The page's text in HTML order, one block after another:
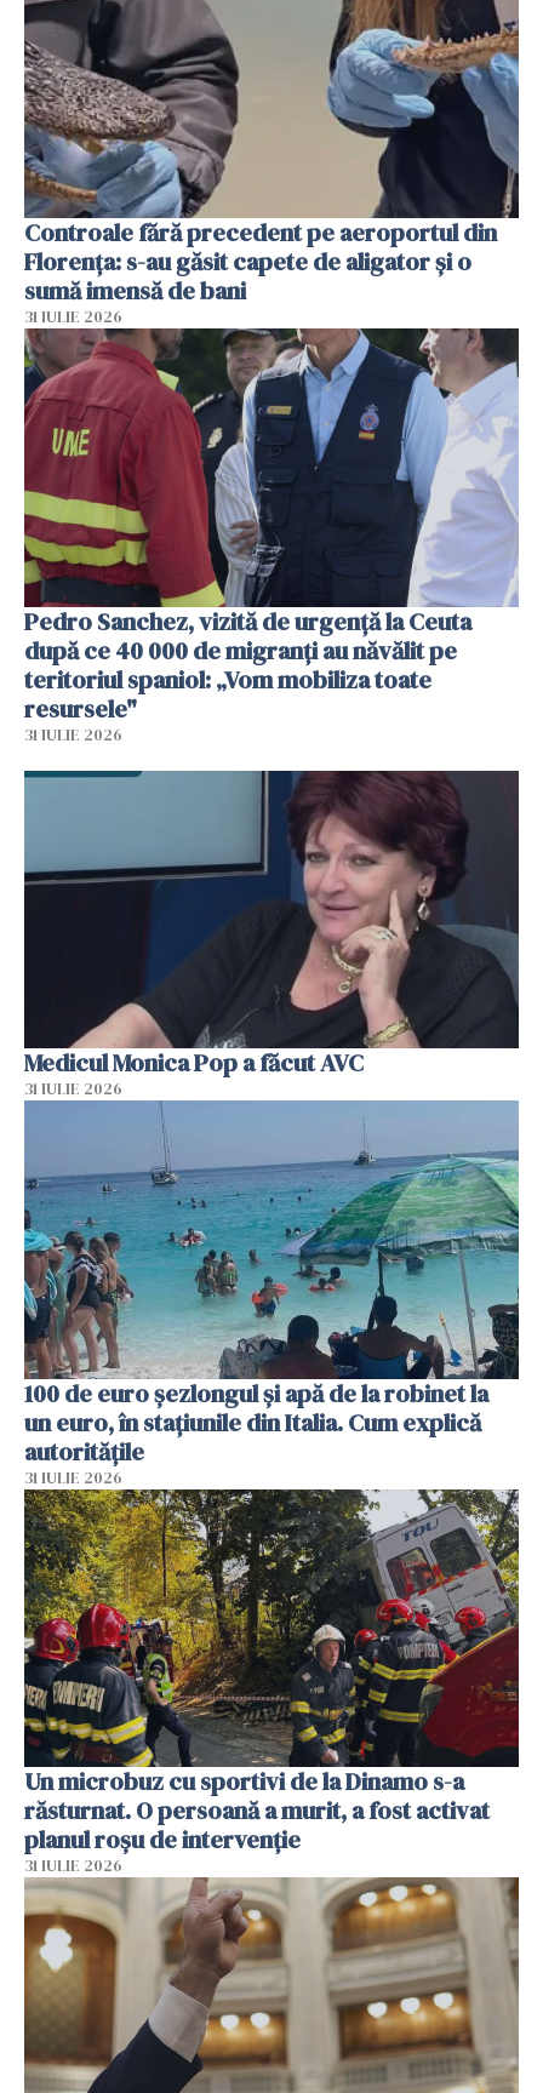
Controale fără precedent pe aeroportul din
Florența: s-au găsit capete de aligator și o
sumă imensă de bani
31 IULIE 2026
Pedro Sanchez, vizită de urgență la Ceuta
după ce 40 000 de migranți au năvălit pe
teritoriul spaniol: „Vom mobiliza toate
resursele"
31 IULIE 2026
Medicul Monica Pop a făcut AVC
31 IULIE 2026
100 de euro șezlongul și apă de la robinet la
un euro, în stațiunile din Italia. Cum explică
autoritățile
31 IULIE 2026
Un microbuz cu sportivi de la Dinamo s-a
răsturnat. O persoană a murit, a fost activat
planul roșu de intervenție
31 IULIE 2026